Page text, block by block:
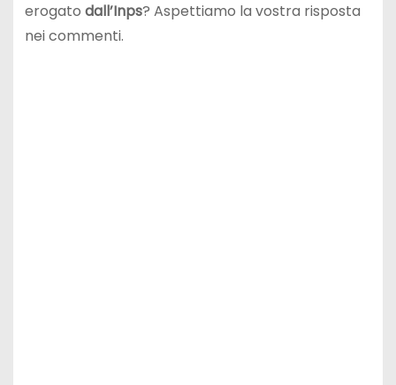
erogato dall’Inps? Aspettiamo la vostra risposta
nei commenti.